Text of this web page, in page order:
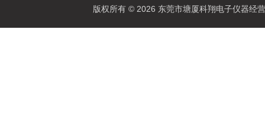
版权所有 © 2026 东莞市塘厦科翔电子仪器